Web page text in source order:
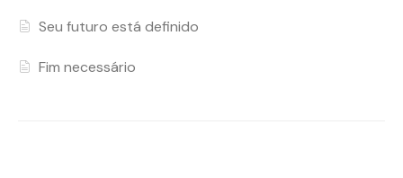
Seu futuro está definido
Fim necessário